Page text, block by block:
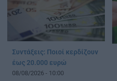
Συντάξεις: Ποιοί κερδίζουν
έως 20.000 ευρώ
08/08/2026 - 10:00